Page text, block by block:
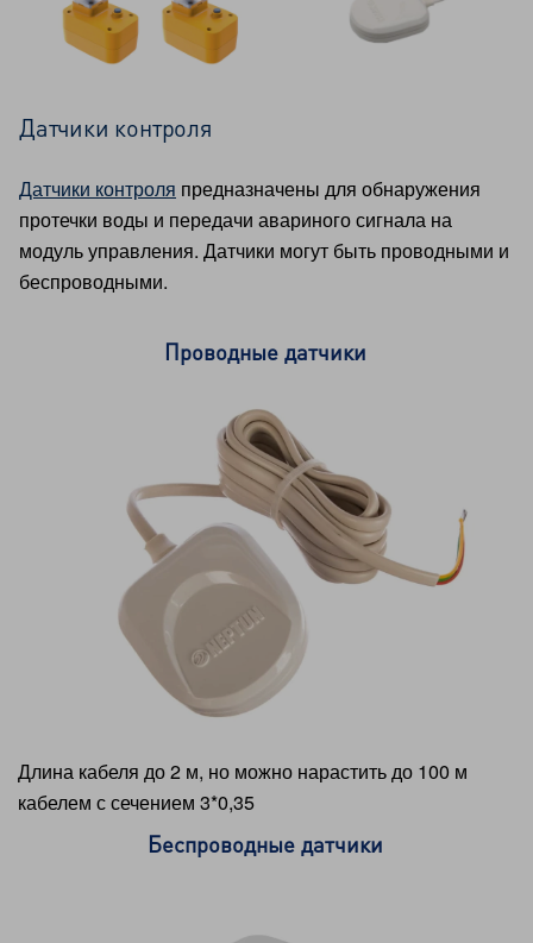
Датчики контроля
Датчики контроля предназначены для обнаружения
протечки воды и передачи авариного сигнала на
модуль управления. Датчики могут быть проводными и
беспроводными.
Проводные датчики
Длина кабеля до 2 м, но можно нарастить до 100 м
кабелем с сечением 3*0,35
Беспроводные датчики